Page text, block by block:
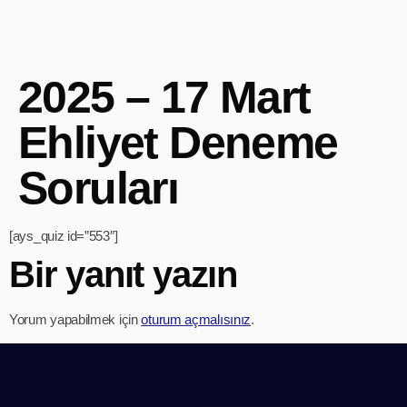
2025 – 17 Mart
Ehliyet Deneme
Soruları
[ays_quiz id=”553″]
Bir yanıt yazın
Yorum yapabilmek içinoturum açmalısınız.